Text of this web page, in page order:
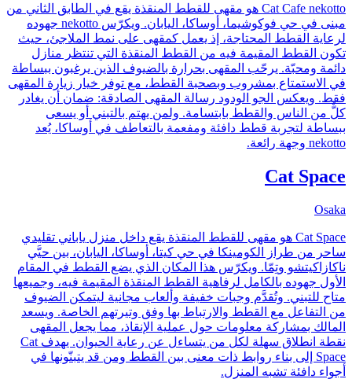
Cat Cafe nekotto هو مقهى للقطط المنقذة يقع في الطابق الثاني من
مبنى في حي فوكوشيما، أوساكا، اليابان. ويكرّس nekotto جهوده
لرعاية القطط المحتاجة، إذ يعمل كمقهى على نمط الملاجئ، حيث
تكون القطط المقيمة فيه من القطط المنقذة التي تنتظر منازل
دائمة ومحبّة. يرحّب المقهى بحرارة بالضيوف الذين يرغبون ببساطة
في الاستمتاع بمشروب وبصحبة القطط، مع توفر خيار زيارة المقهى
فقط. ويعكس الجو الودود رسالة المقهى الصادقة: ضمان أن يغادر
كلٌّ من الناس والقطط بابتسامة. ولمن يهتم بالتبني أو يسعى
ببساطة لتجربة قطط دافئة ومفعمة بالتعاطف في أوساكا، يُعد
nekotto وجهة رائعة.
Cat Space
Osaka
Cat Space هو مقهى للقطط المنقذة يقع داخل منزل ياباني تقليدي
ساحر من طراز الكومينكا في حي كيتا، أوساكا، اليابان، بين حيَّي
ناكازاكيتشو وتِمّا. ويكرّس هذا المكان الذي يضع القطط في المقام
الأول جهوده بالكامل لرفاهية القطط المنقذة المقيمة فيه، وجميعها
متاح للتبني. وتُقدَّم وجبات خفيفة وألعاب مجانية ليتمكن الضيوف
من التفاعل مع القطط والارتباط بها وفق وتيرتهم الخاصة. ويسعد
المالك بمشاركة معلومات حول عملية الإنقاذ، مما يجعل المقهى
نقطة انطلاق سهلة لكل من يتساءل عن رعاية الحيوان. يهدف Cat
Space إلى بناء روابط ذات معنى بين القطط ومن قد يتبنّونها في
أجواء دافئة تشبه المنزل.